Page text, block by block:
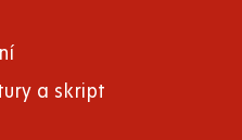
a skript